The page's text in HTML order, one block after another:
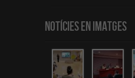
Notícies en Imatges